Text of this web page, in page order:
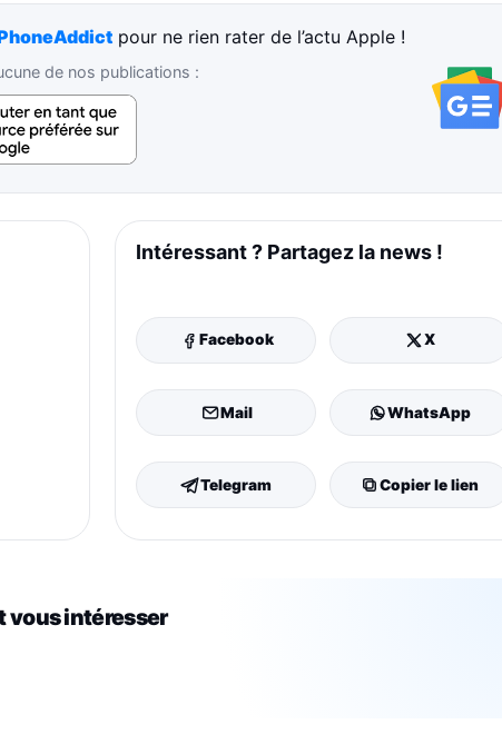
pour ne rien rater de l’actu Apple !
de nos publications :
Intéressant ? Partagez la news !
Facebook X
Mail WhatsApp
Telegram Copier le lien
vous intéresser